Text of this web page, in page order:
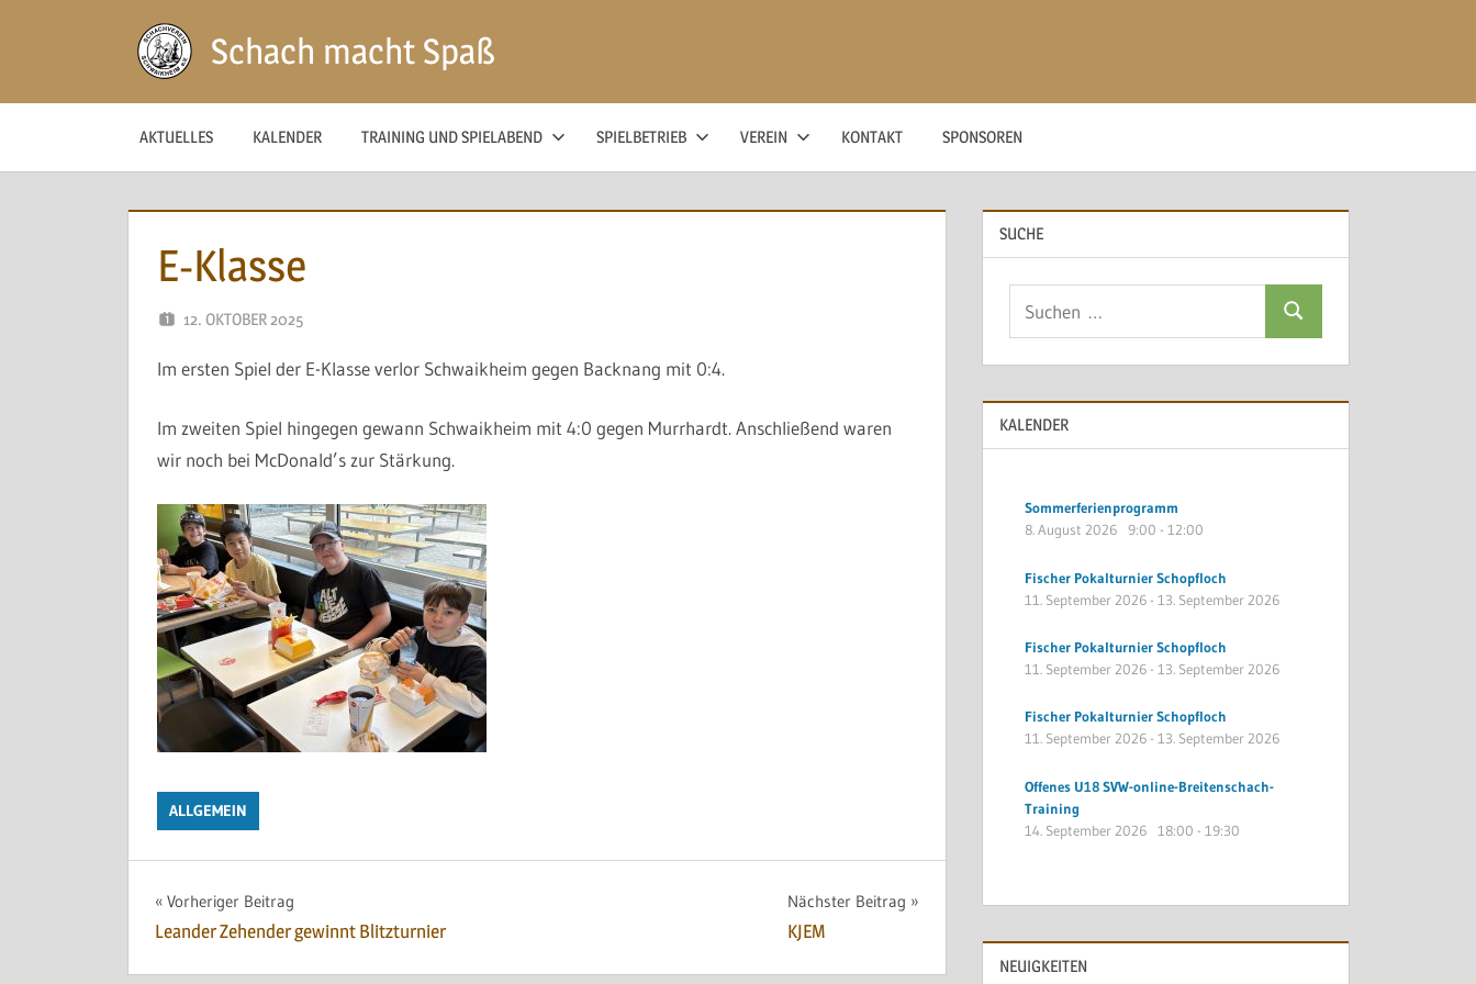
Schach macht Spaß
AKTUELLES KALENDER TRAINING UND SPIELABEND SPIELBETRIEB VEREIN KONTAKT SPONSOREN
E-Klasse
12. OKTOBER 2025
Im ersten Spiel der E-Klasse verlor Schwaikheim gegen Backnang mit 0:4.
Im zweiten Spiel hingegen gewann Schwaikheim mit 4:0 gegen Murrhardt. Anschließend waren
wir noch bei McDonald’s zur Stärkung.
ALLGEMEIN
Beitragsnavigation
Vorheriger Beitrag
Leander Zehender gewinnt Blitzturnier
Nächster Beitrag
KJEM
SUCHE
Suchen
KALENDER
Sommerferienprogramm
8. August 2026
9:00 -12:00
Fischer Pokalturnier Schopfloch
11. September 2026-13. September 2026
Fischer Pokalturnier Schopfloch
11. September 2026-13. September 2026
Fischer Pokalturnier Schopfloch
11. September 2026-13. September 2026
Offenes U18 SVW-online-Breitenschach-
Training
14. September 2026
18:00 -19:30
NEUIGKEITEN